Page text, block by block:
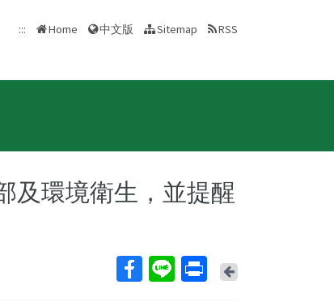
::: Home 中文版 Sitemap RSS
及環境衛生，並提醒
Back